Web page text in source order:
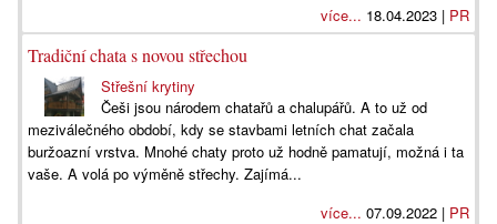
více... 18.04.2023 | PR
Tradiční chata s novou střechou
Střešní krytiny
Češi jsou národem chatařů a chalupářů. A to už od
meziválečného období, kdy se stavbami letních chat začala
buržoazní vrstva. Mnohé chaty proto už hodně pamatují, možná i ta
vaše. A volá po výměně střechy. Zajímá...
více... 07.09.2022 | PR